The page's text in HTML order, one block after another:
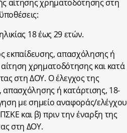
αίτησης χρηματοδότησης στη
18 έως 29 ετών.
εκπαίδευσης, απασχόλησης ή
χρηματοδότησης και κατά
στη ΔΟΥ. Ο έλεγχος της
απασχόλησης ή κατάρτισης, 18-
με σημείο αναφοράς/ελέγχου
και β) πριν την έναρξη της
στη ΔΟΥ.